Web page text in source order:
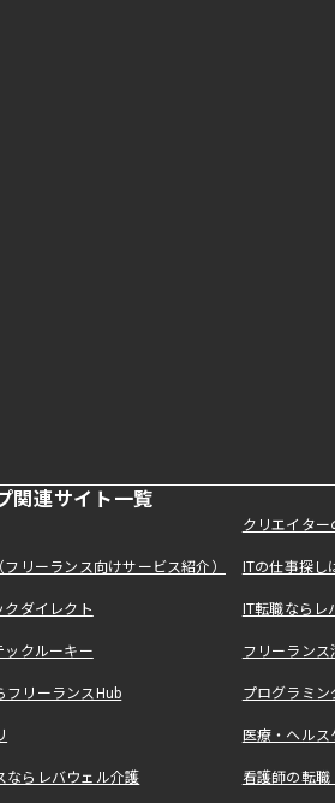
関連サイト一覧
クリエイタ
リーランス向けサービス紹介） ITの仕事探
クダイレクト IT転職なら
ックルーキー フリーラン
フリーランスHub プログラミ
医療・ヘル
ならレバウェル介護 看護師の転